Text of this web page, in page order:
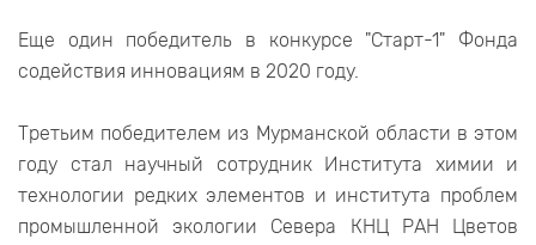
Еще один победитель в конкурсе "Старт-1" Фонда
содействия инновациям в 2020 году.
Третьим победителем из Мурманской области в этом
году стал научный сотрудник Института химии и
технологии редких элементов и института проблем
промышленной экологии Севера КНЦ РАН Цветов